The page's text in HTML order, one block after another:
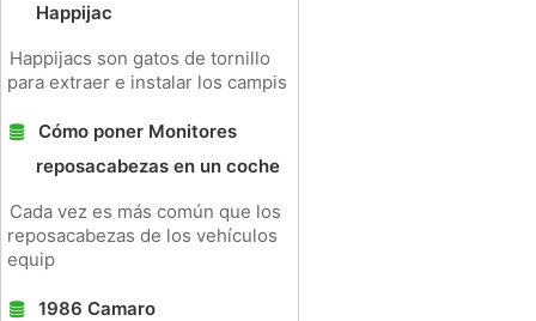
Happijac
Happijacs son gatos de tornillo
para extraer e instalar los campis
Cómo poner Monitores
reposacabezas en un coche
Cada vez es más común que los
reposacabezas de los vehículos
equip
1986 Camaro